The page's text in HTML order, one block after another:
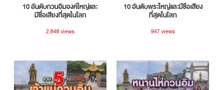
10 อันดับกวนอิมองค์ใหญ่และ
มีชื่อเสียงที่สุดในโลก
2,848 views
10 อันดับพระใหญ่และมีชื่อเสียง
ที่สุดในโลก
947 views